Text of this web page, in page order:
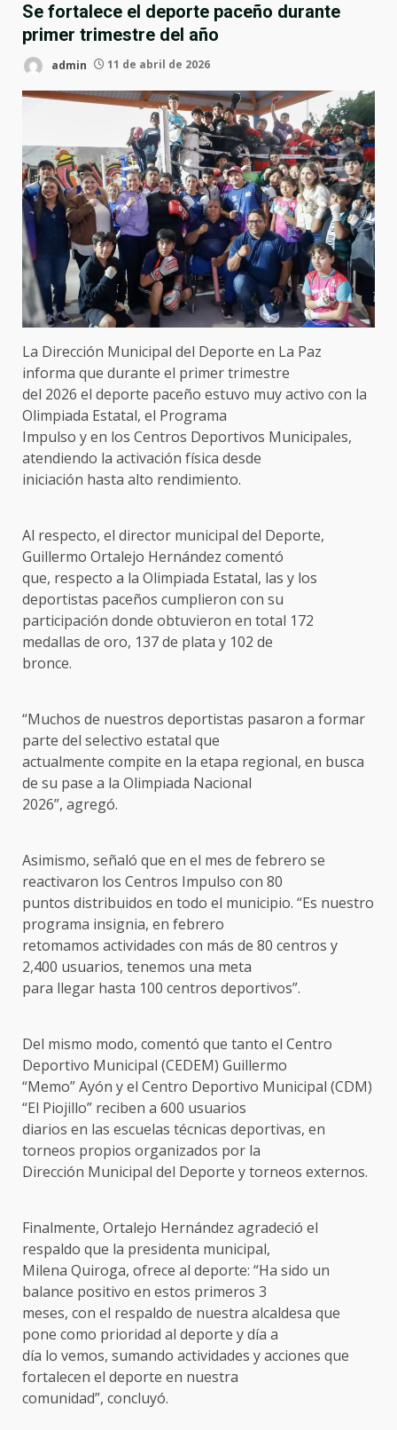
Se fortalece el deporte paceño durante
primer trimestre del año
admin 11 de abril de 2026
La Dirección Municipal del Deporte en La Paz
informa que durante el primer trimestre
del 2026 el deporte paceño estuvo muy activo con la
Olimpiada Estatal, el Programa
Impulso y en los Centros Deportivos Municipales,
atendiendo la activación física desde
iniciación hasta alto rendimiento.
Al respecto, el director municipal del Deporte,
Guillermo Ortalejo Hernández comentó
que, respecto a la Olimpiada Estatal, las y los
deportistas paceños cumplieron con su
participación donde obtuvieron en total 172
medallas de oro, 137 de plata y 102 de
bronce.
“Muchos de nuestros deportistas pasaron a formar
parte del selectivo estatal que
actualmente compite en la etapa regional, en busca
de su pase a la Olimpiada Nacional
2026”, agregó.
Asimismo, señaló que en el mes de febrero se
reactivaron los Centros Impulso con 80
puntos distribuidos en todo el municipio. “Es nuestro
programa insignia, en febrero
retomamos actividades con más de 80 centros y
2,400 usuarios, tenemos una meta
para llegar hasta 100 centros deportivos”.
Del mismo modo, comentó que tanto el Centro
Deportivo Municipal (CEDEM) Guillermo
“Memo” Ayón y el Centro Deportivo Municipal (CDM)
“El Piojillo” reciben a 600 usuarios
diarios en las escuelas técnicas deportivas, en
torneos propios organizados por la
Dirección Municipal del Deporte y torneos externos.
Finalmente, Ortalejo Hernández agradeció el
respaldo que la presidenta municipal,
Milena Quiroga, ofrece al deporte: “Ha sido un
balance positivo en estos primeros 3
meses, con el respaldo de nuestra alcaldesa que
pone como prioridad al deporte y día a
día lo vemos, sumando actividades y acciones que
fortalecen el deporte en nuestra
comunidad”, concluyó.